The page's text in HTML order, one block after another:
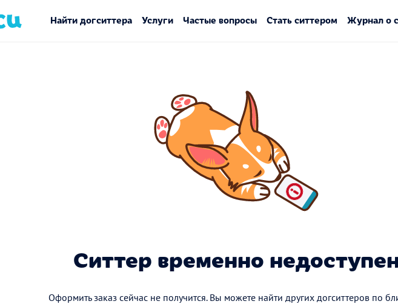
Найти догситтера Услуги Частые вопросы Стать ситтером Журнал о
Ситтер временно
Оформить заказ сейчас не получится. Вы можете найти других догситтеров по